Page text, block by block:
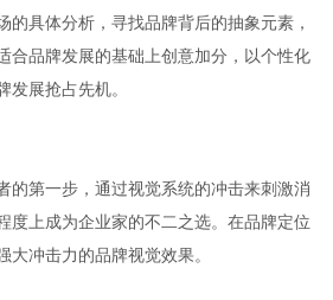
的具体分析，寻找品牌背后的抽象元素，
合品牌发展的基础上创意加分，以个性化
发展抢占先机。
的第一步，通过视觉系统的冲击来刺激消
度上成为企业家的不二之选。在品牌定位
大冲击力的品牌视觉效果。